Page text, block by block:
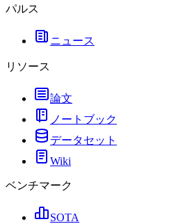
パルス
ニュース
リソース
論文
ノートブック
データセット
Wiki
ベンチマーク
SOTA